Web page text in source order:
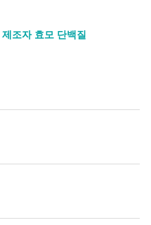
조자 효모 단백질